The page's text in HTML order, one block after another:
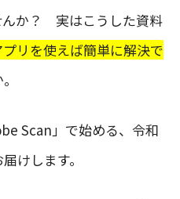
んか？ 実はこうした資料
リを使えば簡単に解決で
Scan」で始める、令和
けします。